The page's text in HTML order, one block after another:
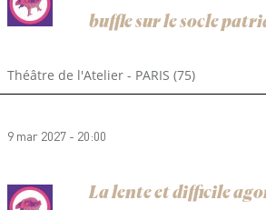
buffle sur le socle
Théâtre de l'Atelier - PARIS (75)
9 mar 2027 - 20:00
La lente et difficile